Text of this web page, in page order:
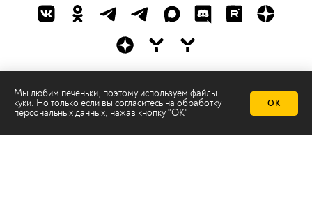
Мы любим печеньки, поэтому используем файлы
куки. Но только если вы согласитесь на обработку
персональных данных, нажав кнопку "ОК"
ОК
Правовая информация